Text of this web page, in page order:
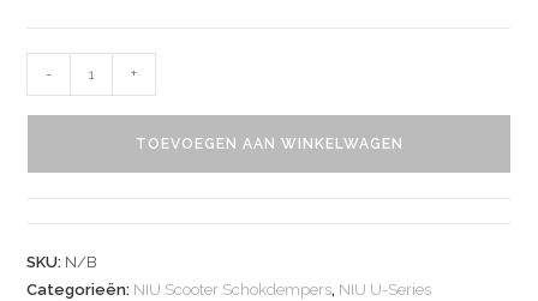
- +
TOEVOEGEN AAN WINKELWAGEN
SKU: N/B
Categorieën: NIU Scooter Schokdempers, NIU U-Series